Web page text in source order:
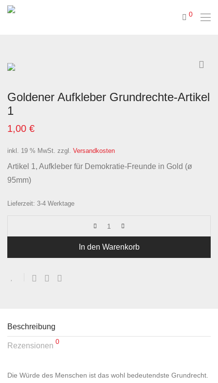
0
Goldener Aufkleber Grundrechte-Artikel
1
1,00 €
inkl. 19 % MwSt. zzgl. Versandkosten
Artikel 1, Aufkleber für Demokratie-Freunde in Gold (ø
95mm)
Lieferzeit: 3-4 Werktage
In den Warenkorb
Beschreibung
Rezensionen 0
Die Würde des Menschen ist das wohl bedeutendste Grundrecht.